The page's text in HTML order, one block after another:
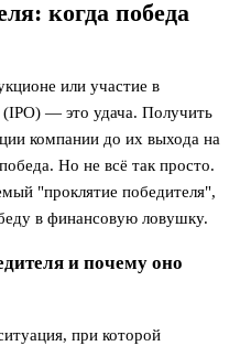
когда победа
или участие в
— это удача. Получить
компании до их выхода на
Но не всё так просто.
"проклятие победителя",
в финансовую ловушку.
и почему оно
при которой